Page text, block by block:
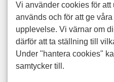
tapetseringen och allt runt
slipning och vi fixar även
kräver mönsterpassning.
borttagning av gamla
angående just ditt behov av
Vi använder cookies för
används och för att ge
upplevelse. Vi värnar om
därför att ta ställning till
Under "hantera cookies"
samtycker till.